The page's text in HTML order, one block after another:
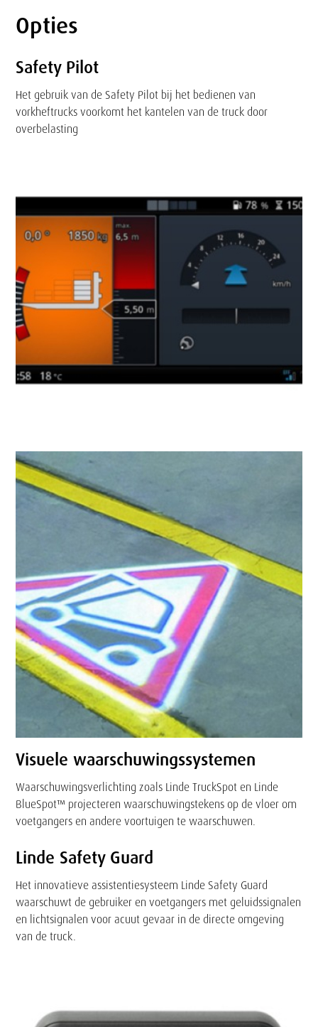
Tekst
Opties
Safety Pilot
Het gebruik van de Safety Pilot bij het bedienen van
vorkheftrucks voorkomt het kantelen van de truck door
overbelasting
Visuele waarschuwingssystemen
Waarschuwingsverlichting zoals Linde TruckSpot en Linde
BlueSpot™ projecteren waarschuwingstekens op de vloer om
voetgangers en andere voortuigen te waarschuwen.
Linde Safety Guard
Het innovatieve assistentiesysteem Linde Safety Guard
waarschuwt de gebruiker en voetgangers met geluidssignalen
en lichtsignalen voor acuut gevaar in de directe omgeving
van de truck.